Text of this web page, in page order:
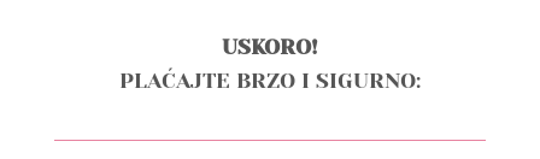
USKORO!
PLAĆAJTE BRZO I SIGURNO: